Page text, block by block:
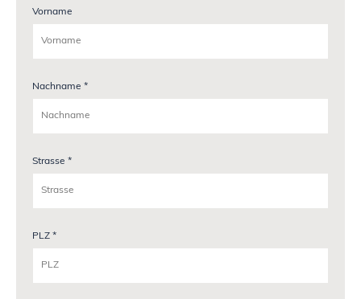
Vorname
Nachname *
Strasse *
PLZ *